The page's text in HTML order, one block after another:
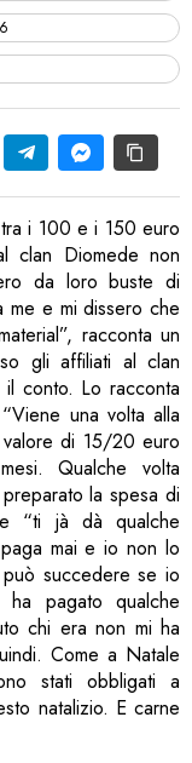
i 100 e i 150 euro
clan Diomede non
da loro buste di
me e mi dissero che
racconta un
gli affiliati al clan
conto. Lo racconta
una volta alla
di 15/20 euro
Qualche volta
la spesa di
“ti jà dà qualche
mai e io non lo
succedere se io
pagato qualche
chi era non mi ha
Come a Natale
stati obbligati a
natalizio. E carne